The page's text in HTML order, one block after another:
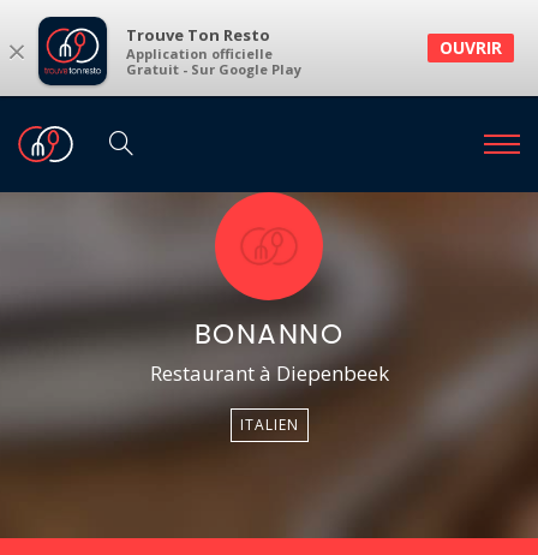
× Trouve Ton Resto
Application officielle
Gratuit - Sur Google Play
OUVRIR
BONANNO
Restaurant à Diepenbeek
ITALIEN